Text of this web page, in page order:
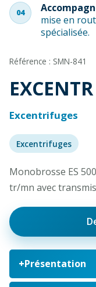
04
mise en
spécialisée.
Référence : SMN-841
Excentrifuges
Excentrifuges
Monobrosse ES
tr/mn avec
Présentation